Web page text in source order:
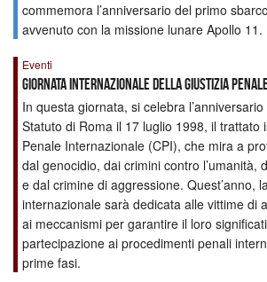
commemora l’anniversario del primo
avvenuto con la missione lunare Apollo 11.
Eventi
Giornata Internazionale della Giustizia
In questa giornata, si celebra l’anniversario
Statuto di Roma il 17 luglio 1998, il trattato
Penale Internazionale (CPI), che mira a
dal genocidio, dai crimini contro l’umanità,
e dal crimine di aggressione. Quest’anno,
internazionale sarà dedicata alle vittime di
ai meccanismi per garantire il loro
partecipazione ai procedimenti penali
prime fasi.